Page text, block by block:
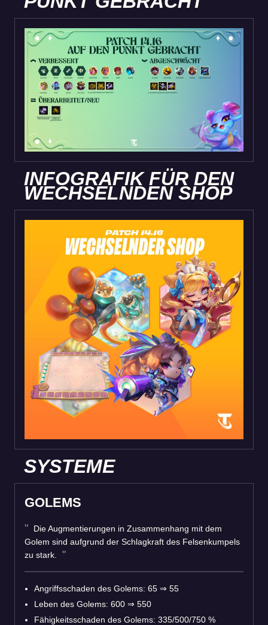
INFOGRAFIK FÜR DEN
WECHSELNDEN SHOP
SYSTEME
GOLEMS
Die Augmentierungen in Zusammenhang mit dem
Golem sind aufgrund der Schlagkraft des Felsenkumpels
zu stark.
Angriffsschaden des Golems: 65 ⇒ 55
Leben des Golems: 600 ⇒ 550
Fähigkeitsschaden des Golems: 335/500/750 %